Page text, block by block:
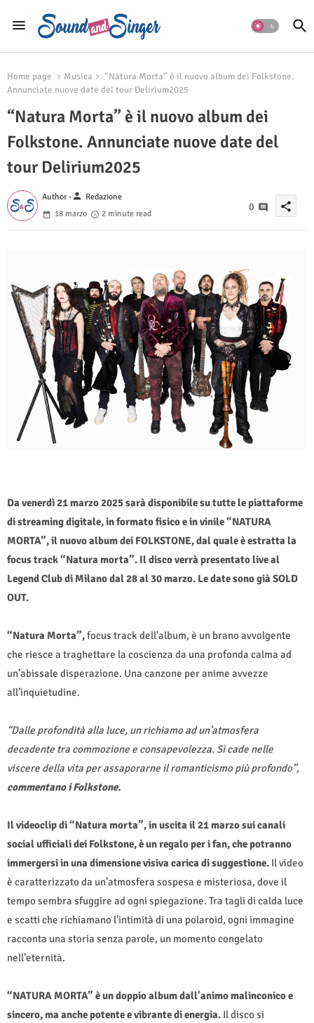
Home page Musica
“Natura Morta” è il nuovo album dei Folkstone.
Annunciate nuove date del tour Delirium2025
“Natura Morta” è il nuovo album dei
Folkstone. Annunciate nuove date del
tour Delirium2025
Author -person Redazione
18 marzo
2 minute read
0 share
Da venerdì 21 marzo 2025 sarà disponibile su tutte le piattaforme
di streaming digitale, in formato fisico e in vinile “NATURA
MORTA”, il nuovo album dei FOLKSTONE, dal quale è estratta la
focus track “Natura morta”. Il disco verrà presentato live al
Legend Club di Milano dal 28 al 30 marzo. Le date sono già SOLD
OUT.
“Natura Morta”,focus track dell'album, è un brano avvolgente
che riesce a traghettare la coscienza da una profonda calma ad
un’abissale disperazione. Una canzone per anime avvezze
all’inquietudine.
“Dalle profondità alla luce, un richiamo ad un’atmosfera
decadente tra commozione e consapevolezza. Si cade nelle
viscere della vita per assaporarne il romanticismo più profondo”,
commentano i Folkstone.
Il videoclip di “Natura morta”, in uscita il 21 marzo sui canali
social ufficiali dei Folkstone, è un regalo per i fan, che potranno
immergersi in una dimensione visiva carica di suggestione. Il video
è caratterizzato da un’atmosfera sospesa e misteriosa, dove il
tempo sembra sfuggire ad ogni spiegazione. Tra tagli di calda luce
e scatti che richiamano l’intimità di una polaroid, ogni immagine
racconta una storia senza parole, un momento congelato
nell’eternità.
“NATURA MORTA” è un doppio album dall'animo malinconico e
sincero, ma anche potente e vibrante di energia. Il disco si